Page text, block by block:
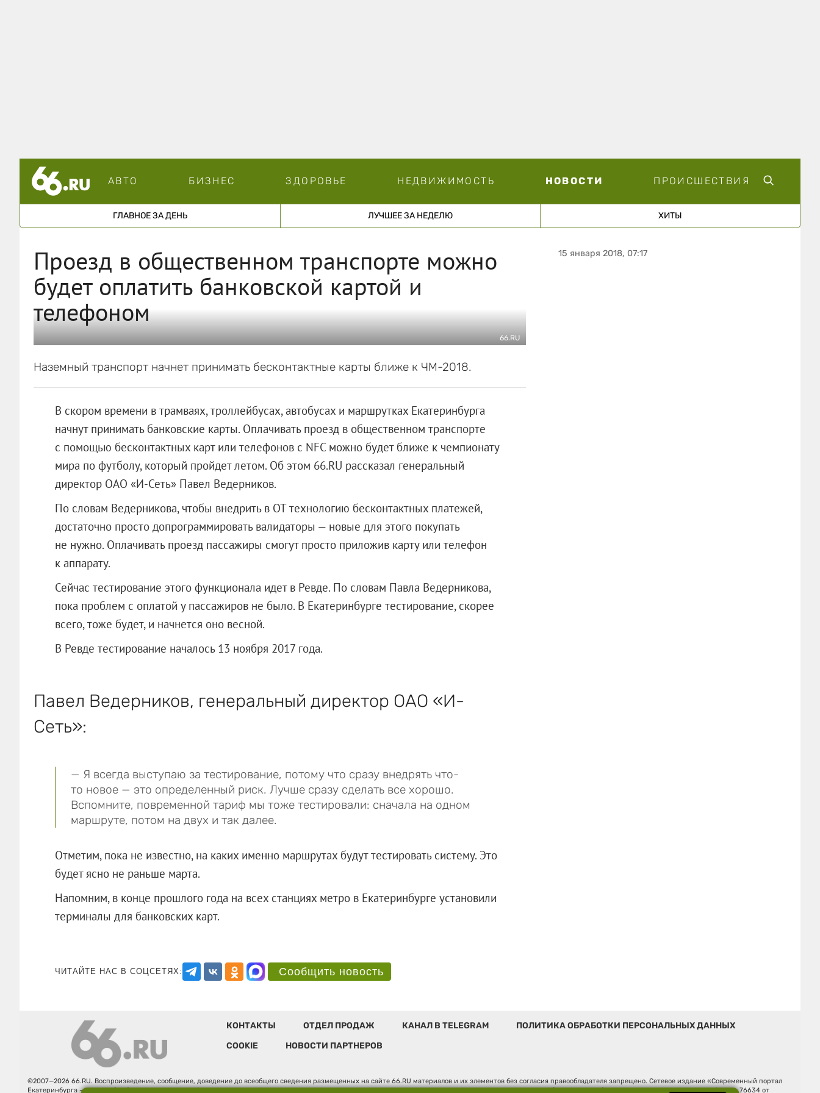
АВТО БИЗНЕС ЗДОРОВЬЕ НЕДВИЖИМОСТЬ НОВОСТИ ПРОИСШЕСТВИЯ
ГЛАВНОЕ ЗА ДЕНЬ ЛУЧШЕЕ ЗА НЕДЕЛЮ ХИТЫ
Проезд в общественном транспорте можно
будет оплатить банковской картой и
телефоном
66.RU
Наземный транспорт начнет принимать бесконтактные карты ближе к ЧМ-2018.
В скором времени в трамваях, троллейбусах, автобусах и маршрутках Екатеринбурга
начнут принимать банковские карты. Оплачивать проезд в общественном транспорте
с помощью бесконтактных карт или телефонов с NFC можно будет ближе к чемпионату
мира по футболу, который пройдет летом. Об этом 66.RU рассказал генеральный
директор ОАО «И-Сеть»Павел Ведерников.
По словам Ведерникова, чтобы внедрить в ОТ технологию бесконтактных платежей,
достаточно просто допрограммировать валидаторы — новые для этого покупать
не нужно. Оплачивать проезд пассажиры смогут просто приложив карту или телефон
к аппарату.
Сейчас тестирование этого функционала идет в Ревде. По словам Павла Ведерникова,
пока проблем с оплатой у пассажиров не было. В Екатеринбурге тестирование, скорее
всего, тоже будет, и начнется оно весной.
В Ревде тестирование началось 13 ноября 2017 года.
Павел Ведерников, генеральный директор ОАО «И-
Сеть»:
— Я всегда выступаю за тестирование, потому что сразу внедрять что-
то новое — это определенный риск. Лучше сразу сделать все хорошо.
Вспомните, повременной тариф мы тоже тестировали: сначала на одном
маршруте, потом на двух и так далее.
Отметим, пока не известно, на каких именно маршрутах будут тестировать систему. Это
будет ясно не раньше марта.
Напомним, в конце прошлого года на всех станциях метро в Екатеринбурге установили
терминалы для банковских карт.
ЧИТАЙТЕ НАС В СОЦСЕТЯХ: Сообщить новость
15 января 2018, 07:17
КОНТАКТЫ ОТДЕЛ ПРОДАЖ КАНАЛ В TELEGRAM
ПОЛИТИКА ОБРАБОТКИ ПЕРСОНАЛЬНЫХ ДАННЫХ
COOKIE
НОВОСТИ ПАРТНЕРОВ
©2007—2026 66.RU. Воспроизведение, сообщение, доведение до всеобщего сведения размещенных на сайте 66.RU материалов и их элементов без согласия правообладателя запрещено. Сетевое издание «Современный портал
Екатеринбурга — «66.ru» (18+) зарегистрировано Федеральной службой по надзору в сфере связи, информационных технологий и массовых коммуникаций (Роскомнадзор). Регистрационный номер ЭЛ № ФС 77 - 76634 от